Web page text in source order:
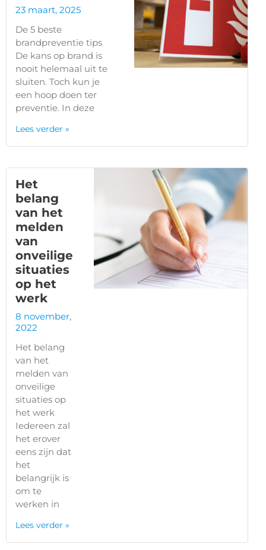
23 maart, 2025
De 5 beste
brandpreventie tips
De kans op brand is
nooit helemaal uit te
sluiten. Toch kun je
een hoop doen ter
preventie. In deze
Lees verder »
Het
belang
van het
melden
van
onveilige
situaties
op het
werk
8 november,
2022
Het belang
van het
melden van
onveilige
situaties op
het werk
Iedereen zal
het erover
eens zijn dat
het
belangrijk is
om te
werken in
Lees verder »